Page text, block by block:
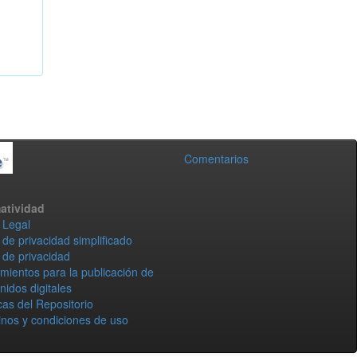
Comentarios
privacidad simplificado
privacidad
para la publicación de
digitales
del Repositorio
y condiciones de uso